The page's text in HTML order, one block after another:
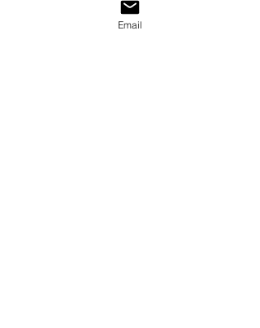
La vida es un viaje, no un evento, y es
Email